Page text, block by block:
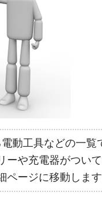
動工具などの一覧
ーや充電器がつい
ページに移動しま